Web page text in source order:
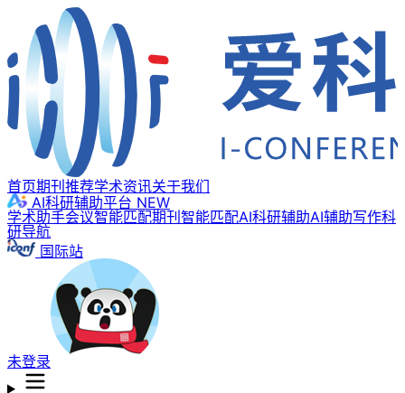
首页期刊推荐学术资讯关于我们
AI科研辅助平台 NEW
学术助手会议智能匹配期刊智能匹配AI科研辅助AI辅助写作科
研导航
国际站
未登录